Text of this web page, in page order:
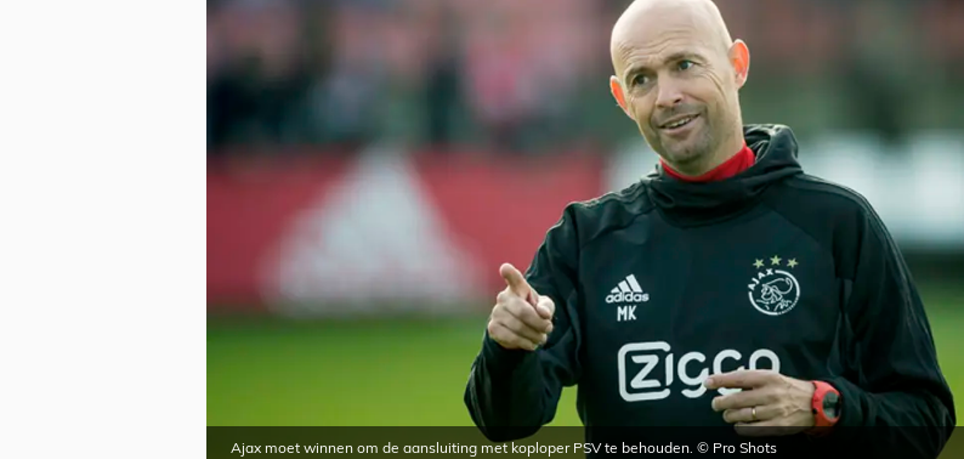
Ajax moet winnen om de aansluiting met koploper PSV te behouden. © Pro Shots